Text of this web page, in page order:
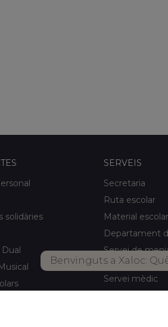
Benvinguts a Xaloc:
solidàries
SERVEIS
Secretaria
Ruta escolar
Material
Departament
Servei de
pròpia
Servei mèdic